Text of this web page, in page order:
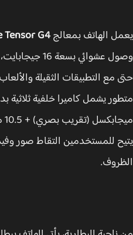
الهاتف بمعالجTensor G4
وصول عشوائي بسعة
مع التطبيقات الثقيلة والألعاب.
للمستخدمين التقاط صور